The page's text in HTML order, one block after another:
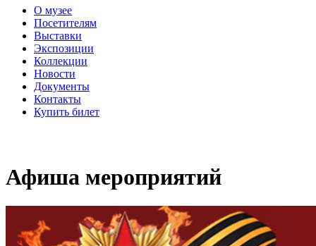
О музее
Посетителям
Выставки
Экспозиции
Коллекции
Новости
Документы
Контакты
Купить билет
Афиша мероприятий